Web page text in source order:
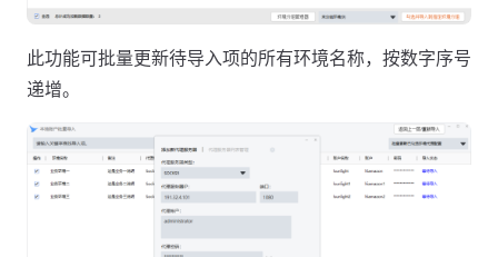
此功能可批量更新待导入项的所有环境名称，按数字序号
递增。